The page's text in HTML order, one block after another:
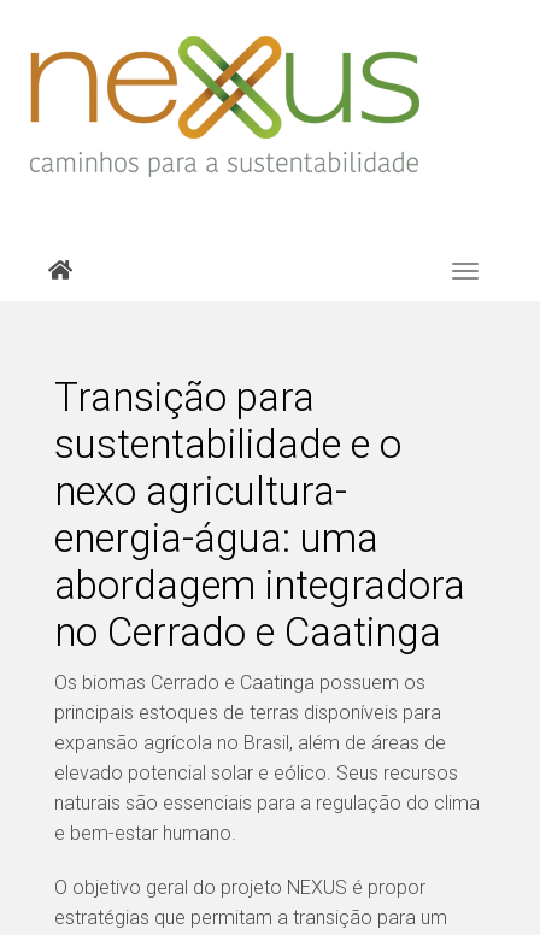
Toggle
Transição para
sustentabilidade e o
nexo agricultura-
energia-água: uma
abordagem integradora
no Cerrado e Caatinga
Os biomas Cerrado e Caatinga possuem os
principais estoques de terras disponíveis para
expansão agrícola no Brasil, além de áreas de
elevado potencial solar e eólico. Seus recursos
naturais são essenciais para a regulação do clima
e bem-estar humano.
O objetivo geral do projeto NEXUS é propor
estratégias que permitam a transição para um